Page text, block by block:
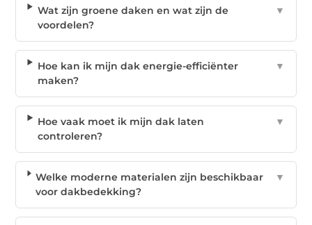
Wat zijn groene daken en wat zijn de
voordelen?
▼
Hoe kan ik mijn dak energie-efficiënter
maken?
▼
Hoe vaak moet ik mijn dak laten
controleren?
▼
Welke moderne materialen zijn beschikbaar
voor dakbedekking?
▼